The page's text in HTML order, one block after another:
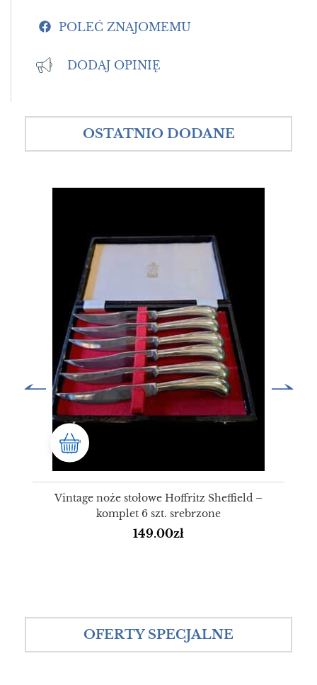
POLEĆ ZNAJOMEMU
DODAJ OPINIĘ
OSTATNIO DODANE
Vintage noże stołowe Hoffritz Sheffield –
komplet 6 szt. srebrzone
149.00zł
OFERTY SPECJALNE